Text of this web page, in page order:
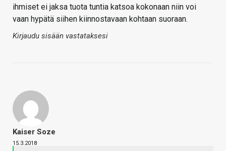
ihmiset ei jaksa tuota tuntia katsoa kokonaan niin voi
vaan hypätä siihen kiinnostavaan kohtaan suoraan.
Kirjaudu sisään vastataksesi
Kaiser Soze
15.3.2018